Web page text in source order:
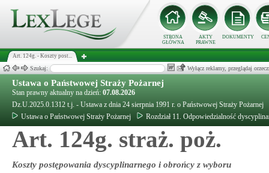
STRONA
GŁÓWNA
AKTY
PRAWNE
DOKUMENTY
Art. 124g. - Koszty post...
Szukaj: Wyłącz reklamy, przeglądaj
Ustawa o Państwowej Straży Pożarnej
Stan prawny aktualny na dzień: 07.08.2026
Dz.U.2025.0.1312 t.j. - Ustawa z dnia 24 sierpnia 1991 r. o Państwowej Straży Pożarnej
Ustawa o Państwowej Straży Pożarnej
Rozdział 11. Odpowiedzialność
Art. 124g. straż. poż.
Koszty postępowania dyscyplinarnego i obrońcy z wyboru